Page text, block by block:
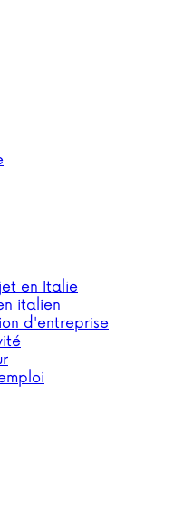
en Italie
italien
d'entreprise